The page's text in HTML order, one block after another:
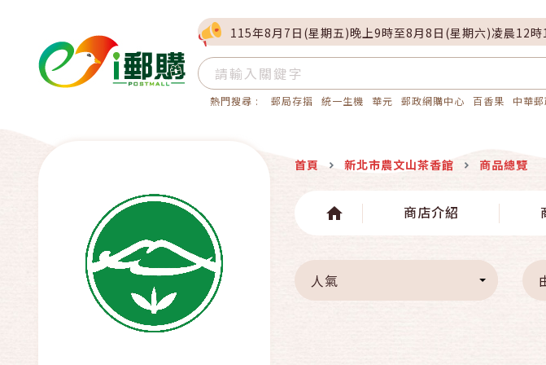
115年8月7日(星期五)晚上9時至8月8日(星期六)凌晨12
熱門搜尋 : 郵局存摺 統一生機 華元 郵政網購中心 百香果 中華
首頁 新北市農文山茶香館 商品總覽
商店介紹
人氣